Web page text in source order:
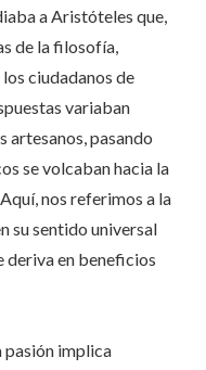
a Aristóteles que,
de la filosofía,
ciudadanos de
variaban
artesanos, pasando
se volcaban hacia la
nos referimos a la
su sentido universal
deriva en beneficios
pasión implica